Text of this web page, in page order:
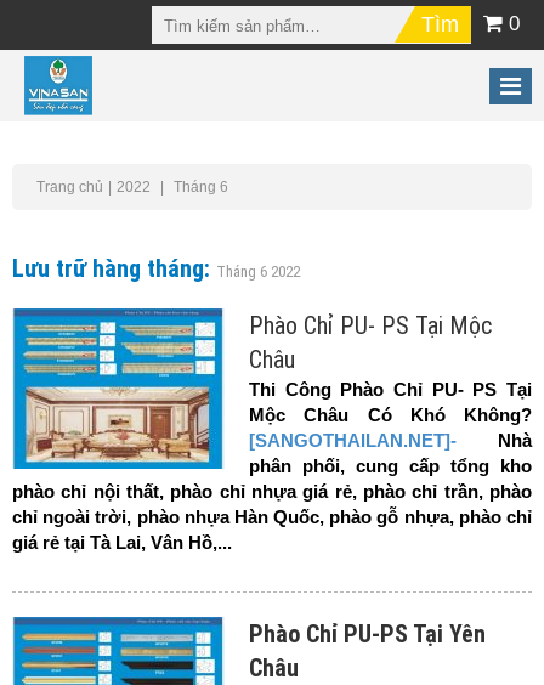
0
Trang chủ 2022 Tháng 6
Lưu trữ hàng tháng: Tháng 6 2022
Phào Chỉ PU- PS Tại Mộc
Châu
Thi Công Phào Chỉ PU- PS Tại
Mộc Châu Có Khó Không?
[SANGOTHAILAN.NET]- Nhà
phân phối, cung cấp tổng kho
phào chỉ nội thất, phào chỉ nhựa giá rẻ, phào chỉ trần, phào
chỉ ngoài trời, phào nhựa Hàn Quốc, phào gỗ nhựa, phào chỉ
giá rẻ tại Tà Lai, Vân Hồ,...
Phào Chỉ PU-PS Tại Yên
Châu